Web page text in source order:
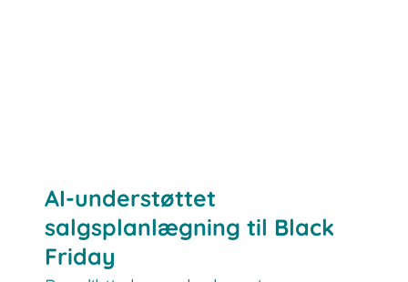
AI-understøttet
salgsplanlægning til Black
Friday